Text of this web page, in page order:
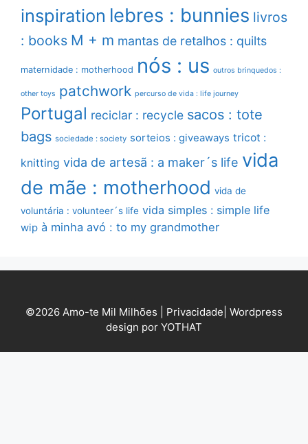
inspiration lebres : bunnies livros
: books M + m mantas de retalhos : quilts
maternidade : motherhood nós : us outros brinquedos :
other toys patchwork percurso de vida : life journey
Portugal reciclar : recycle sacos : tote
bags sociedade : society sorteios : giveaways tricot :
knitting vida de artesã : a maker´s life vida
de mãe : motherhood vida de
voluntária : volunteer´s life vida simples : simple life
wip à minha avó : to my grandmother
©2026 Amo-te Mil Milhões | Privacidade Wordpress
design por YOTHAT